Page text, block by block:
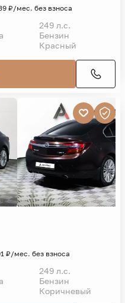
₽/мес. без взноса
249 л.с.
Бензин
Красный
₽/мес. без взноса
249 л.с.
Бензин
Коричневый